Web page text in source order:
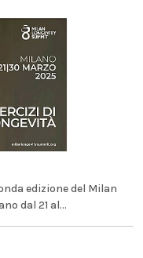
edizione del Milan
dal 21 al...